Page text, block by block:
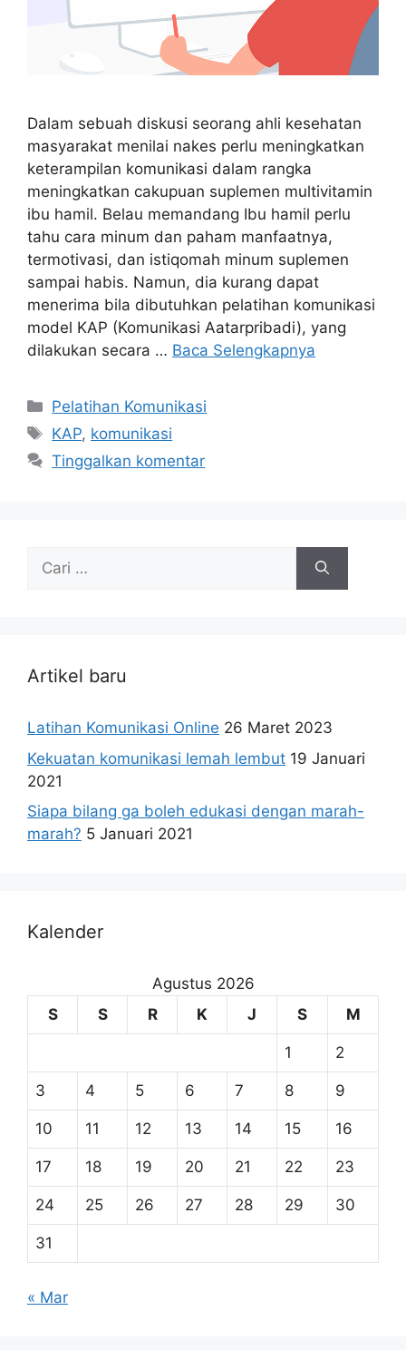
Dalam sebuah diskusi seorang ahli kesehatan
masyarakat menilai nakes perlu meningkatkan
keterampilan komunikasi dalam rangka
meningkatkan cakupuan suplemen multivitamin
ibu hamil. Belau memandang Ibu hamil perlu
tahu cara minum dan paham manfaatnya,
termotivasi, dan istiqomah minum suplemen
sampai habis. Namun, dia kurang dapat
menerima bila dibutuhkan pelatihan komunikasi
model KAP (Komunikasi Aatarpribadi), yang
dilakukan secara … Baca Selengkapnya
Kategori
Pelatihan Komunikasi
Tag
KAP, komunikasi
Tinggalkan komentar
Cari
Artikel baru
Latihan Komunikasi Online 26 Maret 2023
Kekuatan komunikasi lemah lembut 19 Januari
2021
Siapa bilang ga boleh edukasi dengan marah-
marah? 5 Januari 2021
Kalender
Agustus 2026
S
S R K J S M
1 2
3 4 5 6 7 8 9
10 11 12 13 14 15 16
17 18 19 20 21 22 23
24 25 26 27 28 29 30
31
« Mar